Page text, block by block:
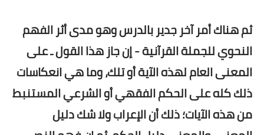
ثم هناك أمر آخر جدير بالدرس وهو مدى أثر الفهم
النحوي للجملة القرآنية - إن جاز هذا القول ـ على
المعنى العام لهذه الآية أو تلك، وما هي انعكاسات
ذلك كله على الحكم الفقهي أو الشرعي المستنبط
من هذه الآيات؛ ذلك أن الإعراب ولا شك دليل